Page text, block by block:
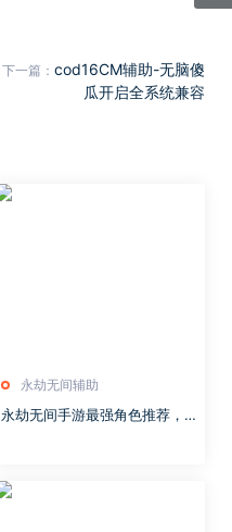
下一篇： cod16CM辅助-无脑傻
瓜开启全系统兼容
永劫无间辅助
永劫无间手游最强角色推荐，永